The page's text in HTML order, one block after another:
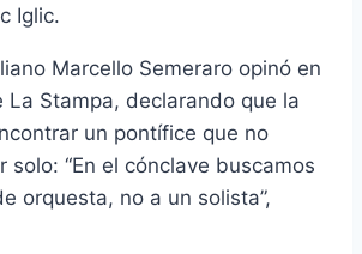
Iglic.
Marcello Semeraro opinó en
La Stampa, declarando que la
un pontífice que no
solo: “En el cónclave buscamos
orquesta, no a un solista”,